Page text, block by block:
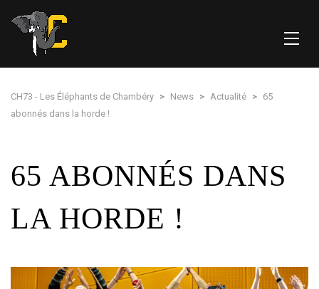
CH73 - Les Éléphants de Chambéry > News > Actualité > 65
abonnés dans la horde !
65 ABONNÉS DANS
LA HORDE !